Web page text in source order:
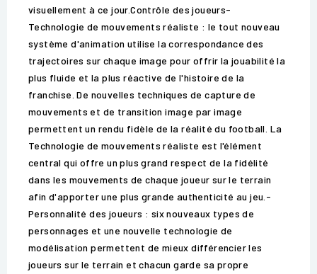
visuellement à ce jour.Contrôle des joueurs-
Technologie de mouvements réaliste : le tout nouveau
système d'animation utilise la correspondance des
trajectoires sur chaque image pour offrir la jouabilité la
plus fluide et la plus réactive de l'histoire de la
franchise. De nouvelles techniques de capture de
mouvements et de transition image par image
permettent un rendu fidèle de la réalité du football. La
Technologie de mouvements réaliste est l'élément
central qui offre un plus grand respect de la fidélité
dans les mouvements de chaque joueur sur le terrain
afin d'apporter une plus grande authenticité au jeu.-
Personnalité des joueurs : six nouveaux types de
personnages et une nouvelle technologie de
modélisation permettent de mieux différencier les
joueurs sur le terrain et chacun garde sa propre